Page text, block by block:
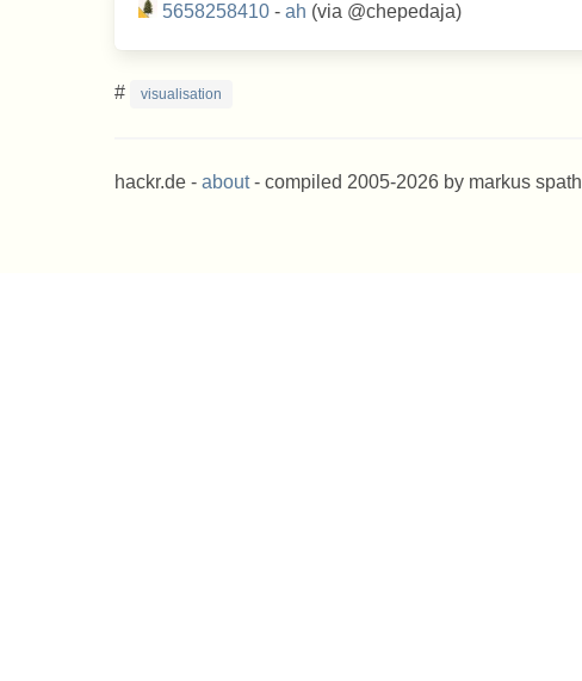
5658258410 - ah (via @chepedaja)
# visualisation
hackr.de - about- compiled 2005-2026 by markus spath